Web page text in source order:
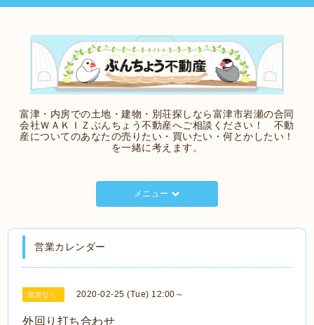
富津・内房での土地・建物・別荘探しなら富津市岩瀬の合同
会社ＷＡＫＩＺぶんちょう不動産へご相談ください！ 不動
産についてのあなたの売りたい・買いたい・何とかしたい！
を一緒に考えます。
メニュー
営業カレンダー
指定なし 2020-02-25 (Tue) 12:00～
外回り打ち合わせ